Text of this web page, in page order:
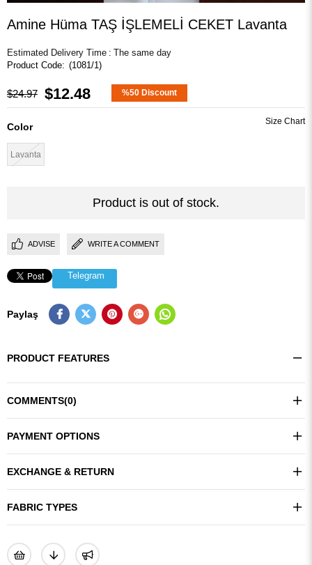
Amine Hüma TAŞ İŞLEMELİ CEKET Lavanta
Estimated Delivery Time : The same day
(1081/1)
$24.97 $12.48 %50 Discount
Color
Lavanta
Product is out of stock.
ADVISE WRITE A COMMENT
Telegram
Paylaş
PRODUCT FEATURES
COMMENTS(0)
PAYMENT OPTIONS
EXCHANGE & RETURN
FABRIC TYPES